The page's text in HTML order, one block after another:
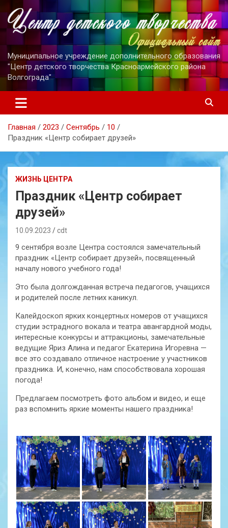
к
содержимому
Муниципальное учреждение дополнительного образования
"Центр детского творчества Красноармейского района
Волгограда"
Главная 2023 Сентябрь
10
Праздник «Центр собирает друзей»
ЖИЗНЬ ЦЕНТРА
Праздник «Центр собирает
друзей»
10.09.2023 cdt
9 сентября возле Центра состоялся замечательный
праздник «Центр собирает друзей», посвященный
началу нового учебного года!
Это была долгожданная встреча педагогов, учащихся
и родителей после летних каникул.
Калейдоскоп ярких концертных номеров от учащихся
студии эстрадного вокала и театра авангардной моды,
интересные конкурсы и аттракционы, замечательные
ведущие Яриз Алина и педагог Екатерина Игоревна —
все это создавало отличное настроение у участников
праздника. И, конечно, нам способствовала хорошая
погода!
Предлагаем посмотреть фото альбом и видео, и еще
раз вспомнить яркие моменты нашего праздника!